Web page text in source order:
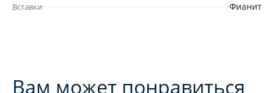
Вставки Фианит
Вам может понравиться